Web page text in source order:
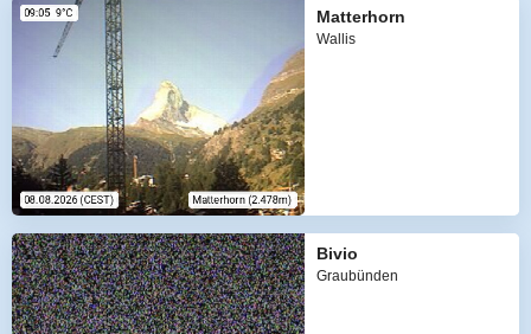
Matterhorn
Wallis
Bivio
Graubünden